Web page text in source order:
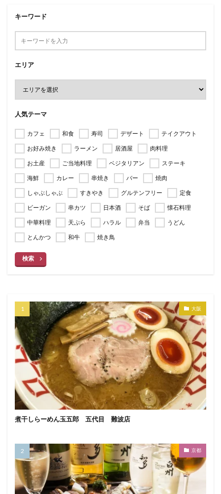
キーワード
エリア
人気テーマ
カフェ 和食 寿司 デザート
テイクアウト
お好み焼き
ラーメン 居酒屋
肉料理
お土産
ご当地料理 ベジタリアン
ステーキ
海鮮
カレー 串焼き バー
焼肉
しゃぶしゃぶ
すきやき グルテンフリー
定食
ビーガン
串カツ 日本酒 そば
懐石料理
中華料理
天ぷら ハラル 弁当
うどん
とんかつ
和牛 焼き鳥
検索
大阪
煮干しらーめん玉五郎 五代目 難波店
京都